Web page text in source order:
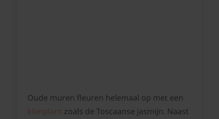
Oude muren fleuren helemaal op met een
klimplant zoals de Toscaanse jasmijn. Naast